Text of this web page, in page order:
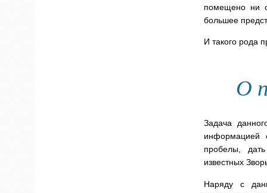
помещено ни
большее
И такого рода
О
Задача
информацией
пробелы,
известных
Наряду с